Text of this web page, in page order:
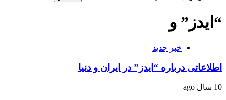
“ایدز” و
خبر جدید
اطلاعاتی درباره “ایدز” در ایران و دنیا
10 سال ago